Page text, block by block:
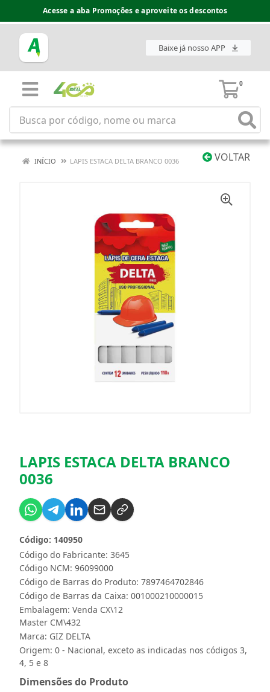
Acesse a aba Promoções e aproveite os descontos
Baixe já nosso APP
0
VOLTAR
INÍCIO LAPIS ESTACA DELTA BRANCO 0036
LAPIS ESTACA DELTA BRANCO
0036
Código do Fabricante: 3645
Código: 140950
Código NCM: 96099000
Código de Barras do Produto: 7897464702846
Código de Barras da Caixa: 001000210000015
Embalagem: Venda CX\12
Master CM\432
Marca: GIZ DELTA
Origem: 0 - Nacional, exceto as indicadas nos códigos 3,
4, 5 e 8
Dimensões do Produto